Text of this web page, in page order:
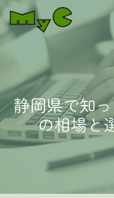
静岡県で知
の相場と